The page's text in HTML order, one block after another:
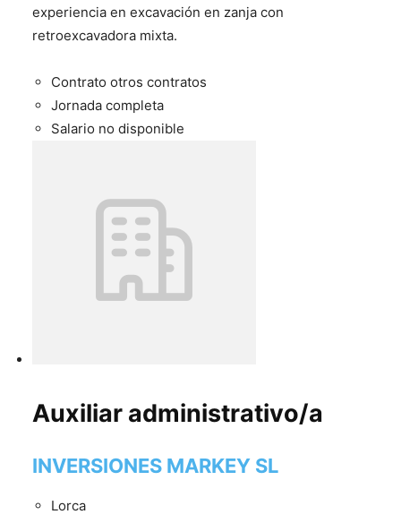
experiencia en excavación en zanja con
retroexcavadora mixta.
Contrato otros contratos
Jornada completa
Salario no disponible
Auxiliar administrativo/a
INVERSIONES MARKEY SL
Lorca